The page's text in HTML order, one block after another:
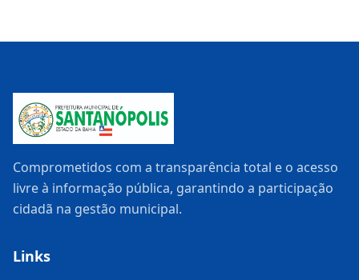
Comprometidos com a transparência total e o acesso
livre à informação pública, garantindo a participação
cidadã na gestão municipal.
Links